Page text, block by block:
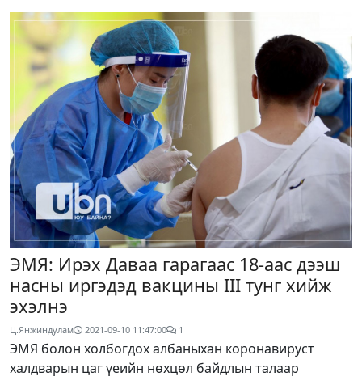
ЭМЯ: Ирэх Даваа гарагаас 18-аас дээш
насны иргэдэд вакцины III тунг хийж
эхэлнэ
Ц.Янжиндулам 2021-09-10 11:47:00 1
ЭМЯ болон холбогдох албаныхан коронавируст
халдварын цаг үеийн нөхцөл байдлын талаар